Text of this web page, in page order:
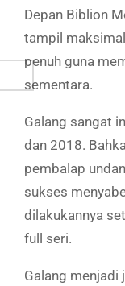
Depan Biblion
tampil
penuh guna
sementara.
Galang sangat
dan 2018.
pembalap
sukses
dilakukannya
full seri.
Galang menjadi